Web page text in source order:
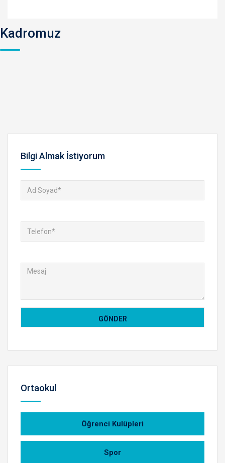
Kadromuz
Bilgi Almak İstiyorum
Ortaokul
Öğrenci Kulüpleri
Spor